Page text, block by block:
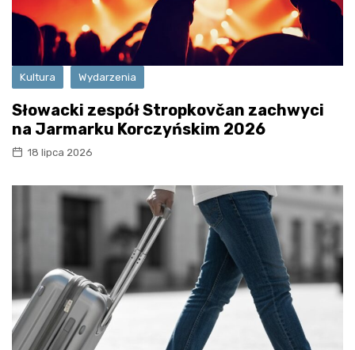
Kultura Wydarzenia
Słowacki zespół Stropkovčan zachwyci
na Jarmarku Korczyńskim 2026
18 lipca 2026